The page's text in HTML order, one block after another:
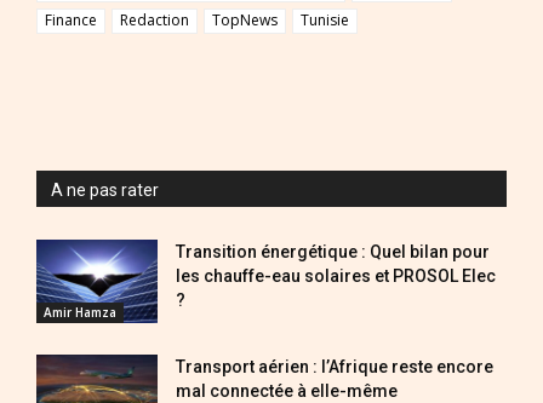
Finance
Redaction TopNews Tunisie
A ne pas rater
Amir Hamza
Transition énergétique : Quel bilan pour
les chauffe-eau solaires et PROSOL Elec
?
Transport aérien : l’Afrique reste encore
mal connectée à elle-même